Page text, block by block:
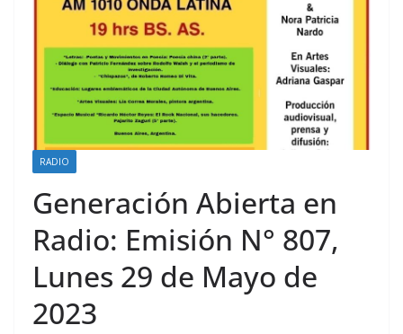
RADIO
Generación Abierta en
Radio: Emisión N° 807,
Lunes 29 de Mayo de
2023